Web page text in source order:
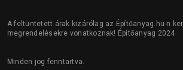
A feltüntetett árak kizárólag az Építőanyag.hu-n
megrendelésekre vonatkoznak! Építőanyag 2024
Minden jog fenntartva.